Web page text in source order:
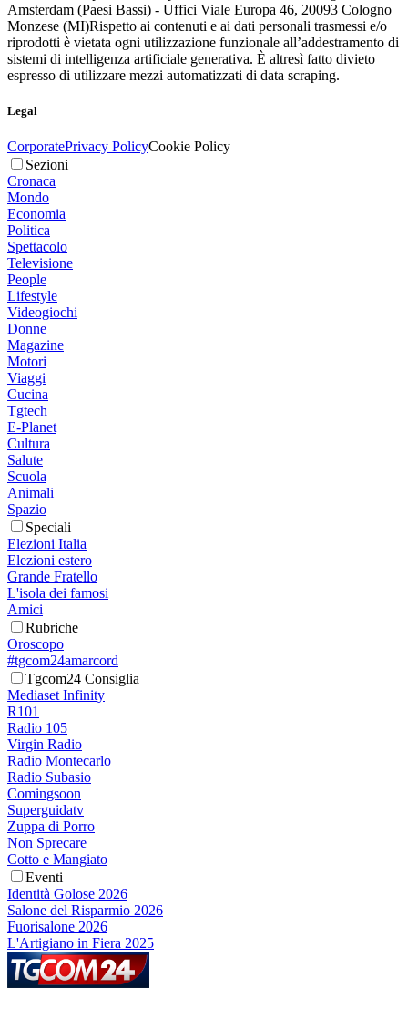
Amsterdam (Paesi Bassi) - Uffici Viale Europa 46, 20093 Cologno
Monzese (MI)Rispetto ai contenuti e ai dati personali trasmessi e/o
riprodotti è vietata ogni utilizzazione funzionale all’addestramento di
sistemi di intelligenza artificiale generativa. È altresì fatto divieto
espresso di utilizzare mezzi automatizzati di data scraping.
Legal
CorporatePrivacy PolicyCookie Policy
Sezioni
Cronaca
Mondo
Economia
Politica
Spettacolo
Televisione
People
Lifestyle
Videogiochi
Donne
Magazine
Motori
Viaggi
Cucina
Tgtech
E-Planet
Cultura
Salute
Scuola
Animali
Spazio
Speciali
Elezioni Italia
Elezioni estero
Grande Fratello
L'isola dei famosi
Amici
Rubriche
Oroscopo
#tgcom24amarcord
Tgcom24 Consiglia
Mediaset Infinity
R101
Radio 105
Virgin Radio
Radio Montecarlo
Radio Subasio
Comingsoon
Superguidatv
Zuppa di Porro
Non Sprecare
Cotto e Mangiato
Eventi
Identità Golose 2026
Salone del Risparmio 2026
Fuorisalone 2026
L'Artigiano in Fiera 2025